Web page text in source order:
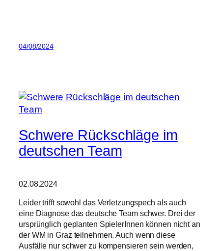
04/08/2024
Schwere Rückschläge im
deutschen Team
02.08.2024
Leider trifft sowohl das Verletzungspech als auch
eine Diagnose das deutsche Team schwer. Drei der
ursprünglich geplanten SpielerInnen können nicht an
der WM in Graz teilnehmen. Auch wenn diese
Ausfälle nur schwer zu kompensieren sein werden,